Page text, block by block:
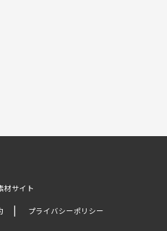
材サイト
プライバシーポリシー